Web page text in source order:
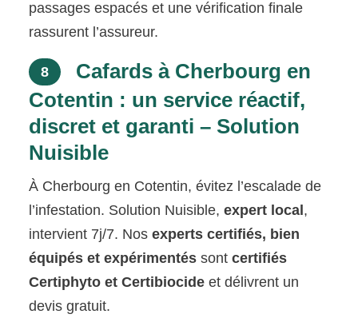
passages espacés et une vérification finale
rassurent l’assureur.
8
Cafards à Cherbourg en
Cotentin : un service réactif,
discret et garanti – Solution
Nuisible
À Cherbourg en Cotentin, évitez l’escalade de
l’infestation. Solution Nuisible,expert local,
intervient 7j/7. Nosexperts certifiés, bien
équipés et expérimentés sontcertifiés
Certiphyto et Certibiocide et délivrent un
devis gratuit.